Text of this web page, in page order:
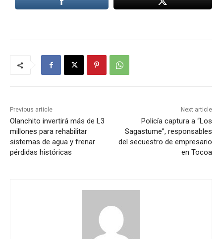
Previous article
Olanchito invertirá más de L3
millones para rehabilitar
sistemas de agua y frenar
pérdidas históricas
Next article
Policía captura a “Los
Sagastume”, responsables
del secuestro de empresario
en Tocoa